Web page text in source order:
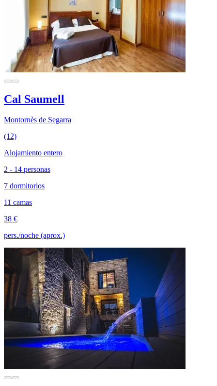
Cal Saumell
Montornès de Segarra
(12)
Alojamiento entero
2 - 14 personas
7 dormitorios
11 camas
38 €
pers./noche (aprox.)